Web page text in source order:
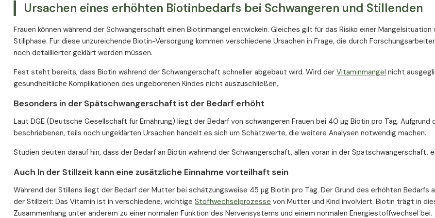
Ursachen eines erhöhten Biotinbedarfs bei Schwangeren und Stillenden
Frauen können während der Schwangerschaft einen Biotinmangel entwickeln. Gleiches gilt für das Risiko einer Mangelsituation
Stillphase. Für diese unzureichende Biotin-Versorgung kommen verschiedene Ursachen in Frage, die durch
noch detaillierter geklärt werden müssen.
Fest steht bereits, dass Biotin während der Schwangerschaft schneller abgebaut wird. Wird der Vitaminmangel nicht
gesundheitliche Komplikationen des ungeborenen Kindes nicht auszuschließen,.
Besonders in der Spätschwangerschaft ist der Bedarf erhöht
Laut DGE (Deutsche Gesellschaft für Ernährung) liegt der Bedarf von schwangeren Frauen bei 40 µg Biotin pro Tag. Aufgrund
beschriebenen, teils noch ungeklärten Ursachen handelt es sich um Schätzwerte, die weitere Analysen notwendig machen.
Studien deuten darauf hin, dass der Bedarf an Biotin während der Schwangerschaft, allen voran in der Spätschwangerschaft,
Auch In der Stillzeit kann eine zusätzliche Einnahme vorteilhaft sein
Während der Stillens liegt der Bedarf der Mutter bei schätzungsweise 45 µg Biotin pro Tag. Der Grund des erhöhten Bedarfs
der Stillzeit: Das Vitamin ist in verschiedene, wichtige Stoffwechselprozesse von Mutter und Kind involviert. Biotin trägt in
Zusammenhang unter anderem zu einer normalen Funktion des Nervensystems und einem normalen Energiestoffwechsel bei.